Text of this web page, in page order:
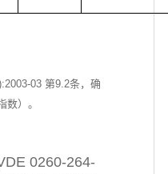
03 第9.2条，确
）。
0260-264-